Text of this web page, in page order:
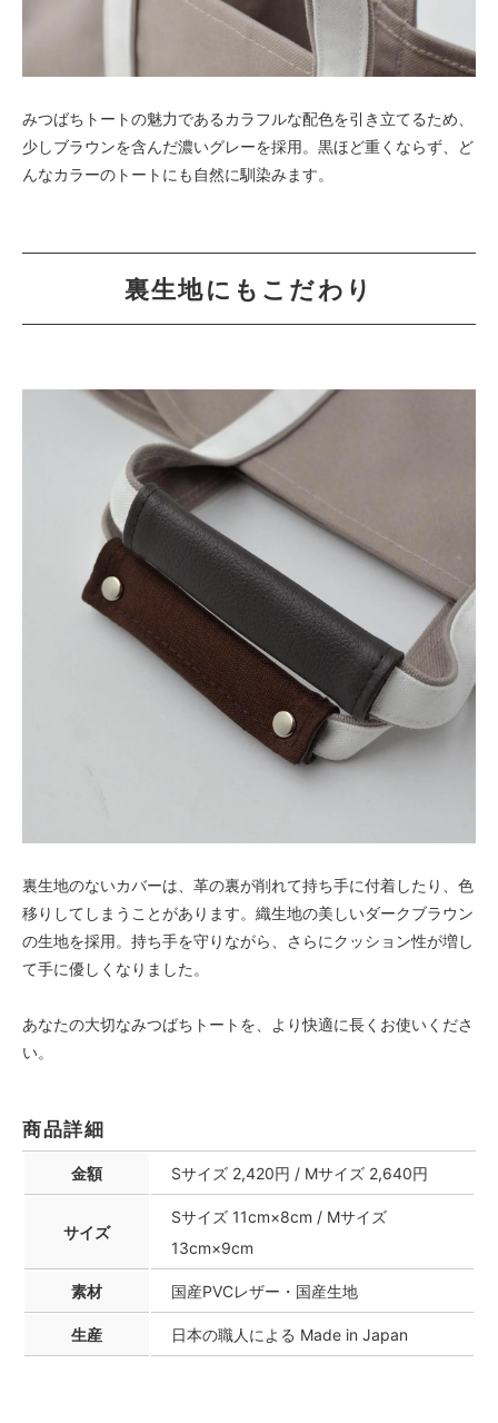
みつばちトートの魅力であるカラフルな配色を引き立てるため、
少しブラウンを含んだ濃いグレーを採用。黒ほど重くならず、ど
んなカラーのトートにも自然に馴染みます。
裏生地にもこだわり
裏生地のないカバーは、革の裏が削れて持ち手に付着したり、色
移りしてしまうことがあります。織生地の美しいダークブラウン
の生地を採用。持ち手を守りながら、さらにクッション性が増し
て手に優しくなりました。
あなたの大切なみつばちトートを、より快適に長くお使いくださ
い。
商品詳細
金額 Sサイズ 2,420円 / Mサイズ 2,640円
サイズ
Sサイズ 11cm×8cm / Mサイズ
13cm×9cm
素材 国産PVCレザー・国産生地
生産 日本の職人による Made in Japan